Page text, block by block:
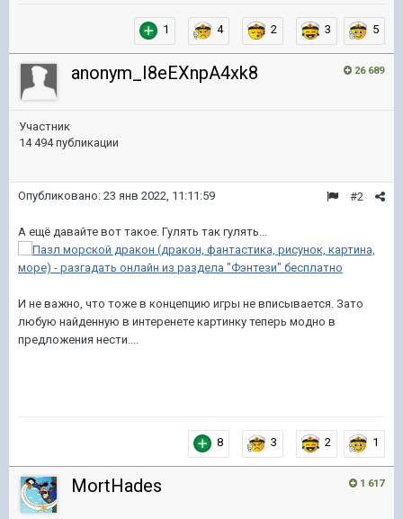
1 4 2 3 5
26 689
anonym_I8eEXnpA4xk8
Участник
14 494 публикации
#2
Опубликовано: 23 янв 2022, 11:11:59
А ещё давайте вот такое. Гулять так гулять...
И не важно, что тоже в концепцию игры не вписывается. Зато
любую найденную в интеренете картинку теперь модно в
предложения нести....
8 3 2 1
1 617
MortHades